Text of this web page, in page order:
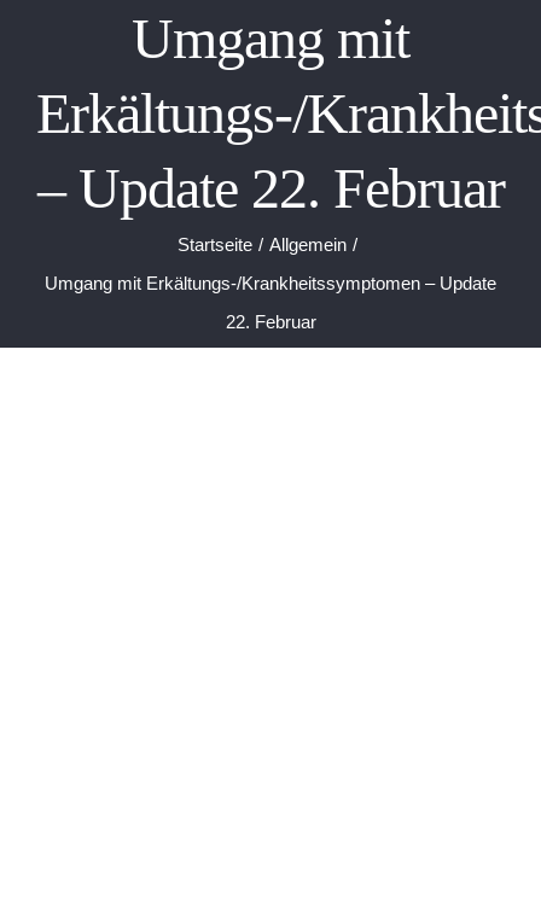
Umgang mit
Erkältungs-/
– Update 22. Februar
Startseite
Allgemein
Umgang mit Erkältungs-/Krankheitssymptomen – Update
22. Februar